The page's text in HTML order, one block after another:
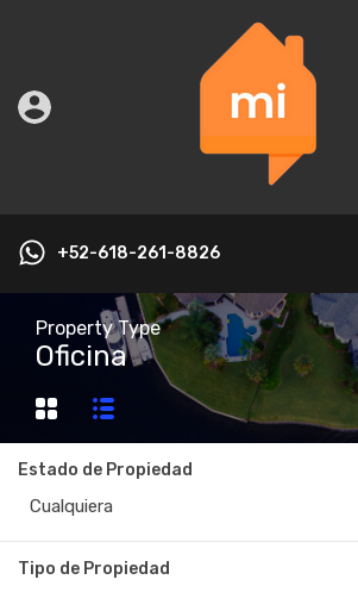
+52-618-261-8826
Property Type
Oficina
Estado de Propiedad
Cualquiera
Tipo de Propiedad